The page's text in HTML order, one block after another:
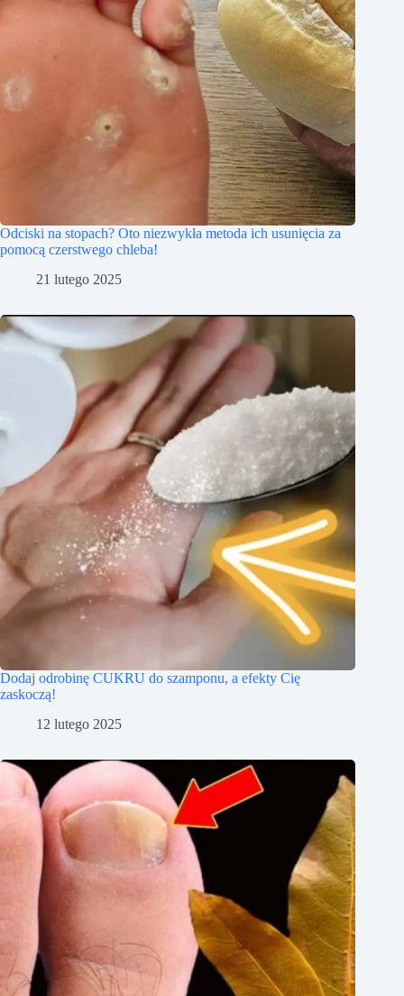
Odciski na stopach? Oto niezwykła metoda ich usunięcia za
pomocą czerstwego chleba!
21 lutego 2025
Dodaj odrobinę CUKRU do szamponu, a efekty Cię
zaskoczą!
12 lutego 2025